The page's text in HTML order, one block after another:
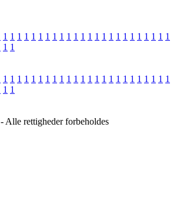
1 1 1 1 1 1 1 1 1 1 1 1 1 1 1 1 1 1 1 1 1 1 1 1
1 1
1 1 1 1 1 1 1 1 1 1 1 1 1 1 1 1 1 1 1 1 1 1 1 1
1 1
- Alle rettigheder forbeholdes